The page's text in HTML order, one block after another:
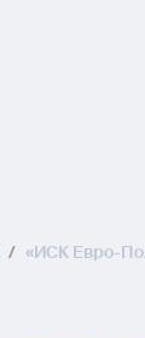
/ «ИСК Евро-